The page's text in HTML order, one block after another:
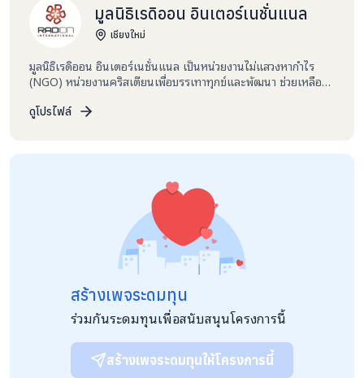
มูลนิธิเรดิออน อินเตอร์เนชั่นแนล
เชียงใหม่
มูลนิธิเรดิออน อินเตอร์เนชั่นแนล เป็นหน่วยงานไม่แสวงหากำไร
(NGO) หน่วยงานคริสเตียนเพื่อบรรเทาทุกข์และพัฒนา ช่วยเหลือก
พ.ศ. 2550 โดยมี 3 โครงการหลักคือ โครงการเด็กและเยาวชน,
สารอาหาร ได้รับความรุนแรง ไม่มีโอกาสทางการศึกษา และอยู่อย่าง
ไร้อนาคต • อาสาสมัครจึงตัดสินใจก่อตั้งมูลนิธิเรดิออนฯ ในประเทศ
สิงคโปร์ เพื่อหางบประมาณสนับสนุนมายังประเทศไทย • หลังเริ่มมูล
นิธิฯ ต่อมาทราบว่าชุมชนบ้านเข็กน้อย อ.เขาค้อ จ.เพชรบูรณ์ ชุมชนม้ง
ขนาดใหญ่ที่สุดในประเทศไทย มีปัญหาสังคมหลายด้านและยังไม่มี
หน่วยงานใดเข้ามาแก้ไขอย่างจริงจัง • ปัญหาที่พบคือ ปัญหาผู้หญิง
เรียน ปัญหาคนชราที่ขาดคนดูแล • จึงจัดตั้งเป็นมูลนิธิใน
ประเทศไทย เมื่อวันที่ 24 เมษายน 2552 โดยตั้งสำนักงานใหญ่ที่
จังหวัดเชียงใหม่ สำนักงานสาขาที่หมู่บ้านเข็กน้อย และริเริ่มโครงการ
ต่างๆ เพื่อช่วยเหลือชุมชน "ทุกชีวิตสำคัญ" คือคติธรรมของเรา เรา
มุ่งมั่นที่จะรับใช้ และเปิดกว้างให้ผู้ที่ต้องการความช่วยเหลือ รวมถึง
ดูโปรไฟล์
สร้างเพจระดมทุน
ร่วมกันระดมทุนเพื่อสนับสนุนโครงการนี้
สร้างเพจระดมทุนให้โครงการนี้